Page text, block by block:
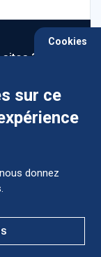
?
?
Cookies
sur ce
donnez